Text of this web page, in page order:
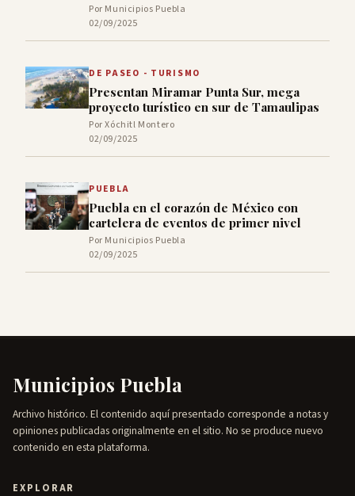
Por Municipios Puebla
02/09/2025
DE PASEO - TURISMO
Presentan Miramar Punta Sur, mega
proyecto turístico en sur de Tamaulipas
Por Xóchitl Montero
02/09/2025
PUEBLA
Puebla en el corazón de México con
cartelera de eventos de primer nivel
Por Municipios Puebla
02/09/2025
Municipios Puebla
Archivo histórico. El contenido aquí presentado corresponde a notas y
opiniones publicadas originalmente en el sitio. No se produce nuevo
contenido en esta plataforma.
EXPLORAR